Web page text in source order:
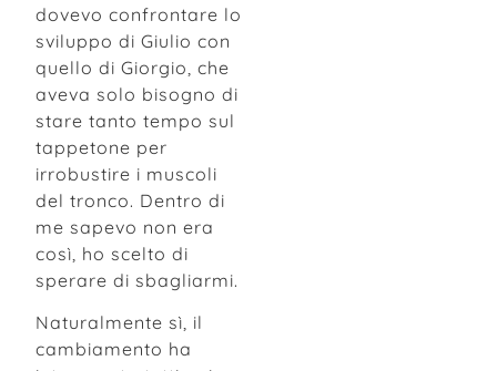
dovevo confrontare lo
sviluppo di Giulio con
quello di Giorgio, che
aveva solo bisogno di
stare tanto tempo sul
tappetone per
irrobustire i muscoli
del tronco. Dentro di
me sapevo non era
così, ho scelto di
sperare di sbagliarmi.
Naturalmente sì, il
cambiamento ha